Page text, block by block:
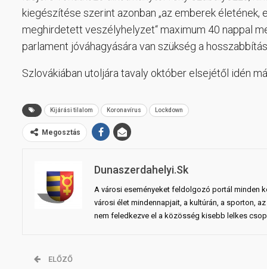
kiegészítése szerint azonban „az emberek
meghirdetett veszélyhelyzet“ maximum 40 nappal
parlament jóváhagyására van szükség a
Szlovákiában utoljára tavaly október elsejétől idén
Kijárási tilalom Koronavírus Lockdown
Megosztás
Dunaszerdahelyi.sk
A városi eseményeket feldolgozó portál minden
városi élet mindennapjait, a kultúrán, a sporton,
nem feledkezve el a közösség kisebb lelkes
ELŐZŐ